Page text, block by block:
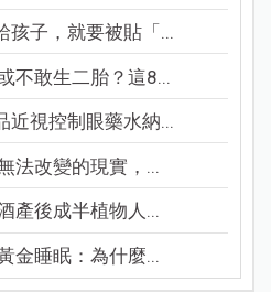
孩子，就要被貼「...
不敢生二胎？這8...
近視控制眼藥水納...
法改變的現實，...
產後成半植物人...
金睡眠：為什麼...